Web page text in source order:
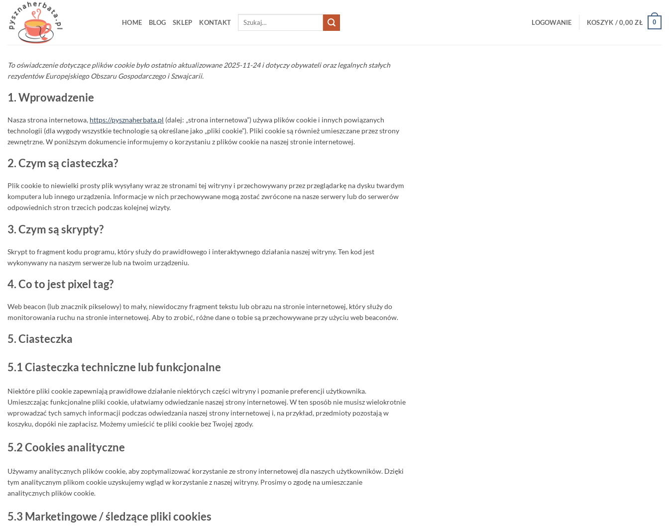
Przewiń
zawartości
HOME BLOG SKLEP KONTAKT
Szukaj:
LOGOWANIE KOSZYK /0,00ZŁ 0
To oświadczenie dotyczące plików cookie było ostatnio aktualizowane 2025-11-24 i dotyczy obywateli oraz legalnych stałych
rezydentów Europejskiego Obszaru Gospodarczego i Szwajcarii.
1. Wprowadzenie
Nasza strona internetowa, https://pysznaherbata.pl (dalej: „strona internetowa”) używa plików cookie i innych powiązanych
technologii (dla wygody wszystkie technologie są określane jako „pliki cookie”). Pliki cookie są również umieszczane przez strony
zewnętrzne. W poniższym dokumencie informujemy o korzystaniu z plików cookie na naszej stronie internetowej.
2. Czym są ciasteczka?
Plik cookie to niewielki prosty plik wysyłany wraz ze stronami tej witryny i przechowywany przez przeglądarkę na dysku twardym
komputera lub innego urządzenia. Informacje w nich przechowywane mogą zostać zwrócone na nasze serwery lub do serwerów
odpowiednich stron trzecich podczas kolejnej wizyty.
3. Czym są skrypty?
Skrypt to fragment kodu programu, który służy do prawidłowego i interaktywnego działania naszej witryny. Ten kod jest
wykonywany na naszym serwerze lub na twoim urządzeniu.
4. Co to jest pixel tag?
Web beacon (lub znacznik pikselowy) to mały, niewidoczny fragment tekstu lub obrazu na stronie internetowej, który służy do
monitorowania ruchu na stronie internetowej. Aby to zrobić, różne dane o tobie są przechowywane przy użyciu web beaconów.
5. Ciasteczka
5.1 Ciasteczka techniczne lub funkcjonalne
Niektóre pliki cookie zapewniają prawidłowe działanie niektórych części witryny i poznanie preferencji użytkownika.
Umieszczając funkcjonalne pliki cookie, ułatwiamy odwiedzanie naszej strony internetowej. W ten sposób nie musisz wielokrotnie
wprowadzać tych samych informacji podczas odwiedzania naszej strony internetowej i, na przykład, przedmioty pozostają w
koszyku, dopóki nie zapłacisz. Możemy umieścić te pliki cookie bez Twojej zgody.
5.2 Cookies analityczne
Używamy analitycznych plików cookie, aby zoptymalizować korzystanie ze strony internetowej dla naszych użytkowników. Dzięki
tym analitycznym plikom cookie uzyskujemy wgląd w korzystanie z naszej witryny. Prosimy o zgodę na umieszczanie
analitycznych plików cookie.
5.3 Marketingowe / śledzące pliki cookies